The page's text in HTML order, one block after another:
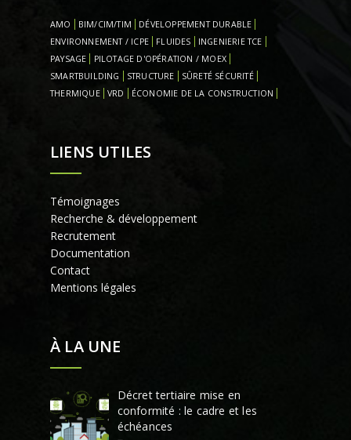
AMO BIM/CIM/TIM
DÉVELOPPEMENT DURABLE
ENVIRONNEMENT / ICPE
FLUIDES
INGENIERIE TCE
PAYSAGE
PILOTAGE D'OPÉRATION / MOEX
SMARTBUILDING
STRUCTURE
SÛRETÉ SÉCURITÉ
THERMIQUE
VRD ÉCONOMIE DE LA CONSTRUCTION
LIENS UTILES
Témoignages
Recherche & développement
Recrutement
Documentation
Contact
Mentions légales
À LA UNE
Décret tertiaire mise en
conformité : le cadre et les
échéances